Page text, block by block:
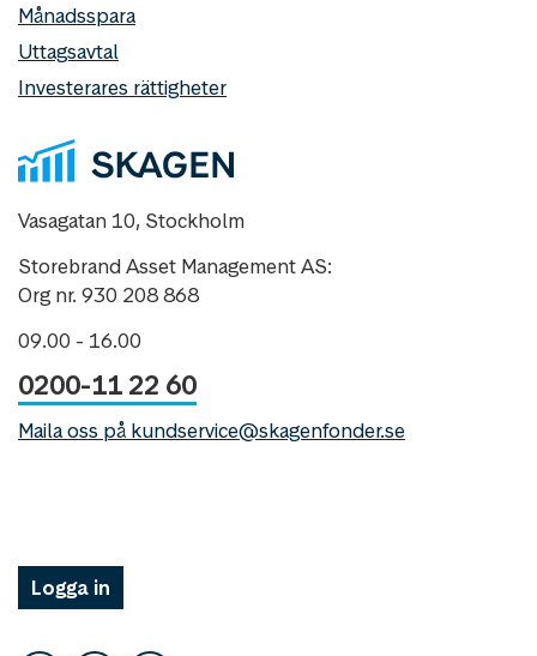
Månadsspara
Uttagsavtal
Investerares rättigheter
Vasagatan 10, Stockholm
Storebrand Asset Management AS:
Org nr. 930 208 868
09.00 - 16.00
0200-11 22 60
Maila oss på kundservice@skagenfonder.se
Logga in